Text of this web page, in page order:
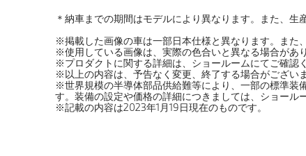
＊納車までの期間はモデルにより異なります。また、
※掲載した画像の車は一部日本仕様と異なります。また
※使用している画像は、実際の色合いと異なる場合があり
※プロダクトに関する詳細は、ショールームにてご確認く
※以上の内容は、予告なく変更、終了する場合がございま
※世界規模の半導体部品供給難等により、一部の標準装
す。装備の設定や価格の詳細につきましては、ショール
※記載の内容は2023年1月19日現在のものです。